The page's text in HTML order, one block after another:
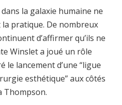
la galaxie humaine ne
pratique. De nombreux
d’affirmer qu’ils ne
Winslet a joué un rôle
le lancement d’une “ligue
esthétique” aux côtés
Thompson.